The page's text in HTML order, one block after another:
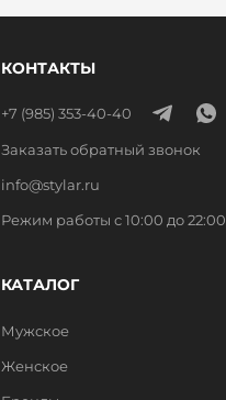
КОНТАКТЫ
+7 (985) 353-40-40
Заказать обратный звонок
info@stylar.ru
Режим работы с 10:00 до 22:00
КАТАЛОГ
Мужское
Женское